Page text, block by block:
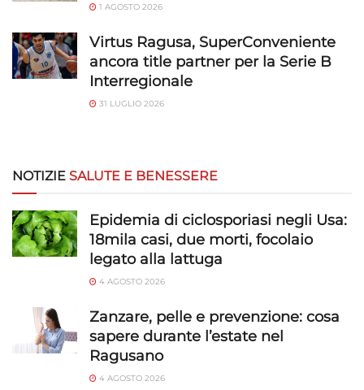
1 AGOSTO 2026
Virtus Ragusa, SuperConveniente
ancora title partner per la Serie B
Interregionale
31 LUGLIO 2026
NOTIZIE SALUTE E BENESSERE
Epidemia di ciclosporiasi negli Usa:
18mila casi, due morti, focolaio
legato alla lattuga
4 AGOSTO 2026
Zanzare, pelle e prevenzione: cosa
sapere durante l’estate nel
Ragusano
4 AGOSTO 2026